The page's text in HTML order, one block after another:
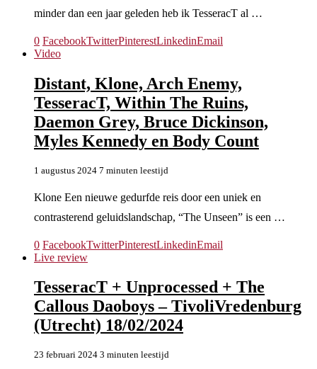
minder dan een jaar geleden heb ik TesseracT al …
0 FacebookTwitterPinterestLinkedinEmail
Video
Distant, Klone, Arch Enemy,
TesseracT, Within The Ruins,
Daemon Grey, Bruce Dickinson,
Myles Kennedy en Body Count
1 augustus 2024 7 minuten leestijd
Klone Een nieuwe gedurfde reis door een uniek en
contrasterend geluidslandschap, “The Unseen” is een …
0 FacebookTwitterPinterestLinkedinEmail
Live review
TesseracT + Unprocessed + The
Callous Daoboys – TivoliVredenburg
(Utrecht) 18/02/2024
23 februari 2024 3 minuten leestijd